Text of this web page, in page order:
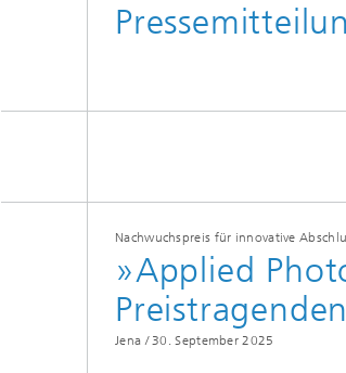
Nachwuchspreis für innovative
»Applied
Preistragenden
Jena / 30. September 2025